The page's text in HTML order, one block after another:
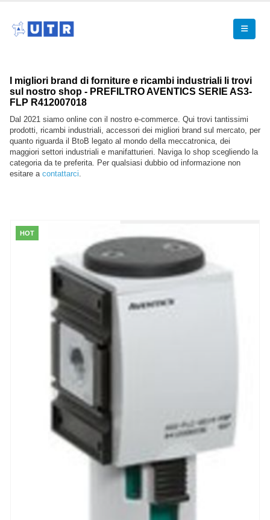
I migliori brand di forniture e ricambi industriali li trovi
sul nostro shop - PREFILTRO AVENTICS SERIE AS3-
FLP R412007018
Dal 2021 siamo online con il nostro e-commerce. Qui trovi tantissimi
prodotti, ricambi industriali, accessori dei migliori brand sul mercato, per
quanto riguarda il BtoB legato al mondo della meccatronica, dei
maggiori settori industriali e manifatturieri. Naviga lo shop scegliendo la
categoria da te preferita. Per qualsiasi dubbio od informazione non
esitare a contattarci.
HOT